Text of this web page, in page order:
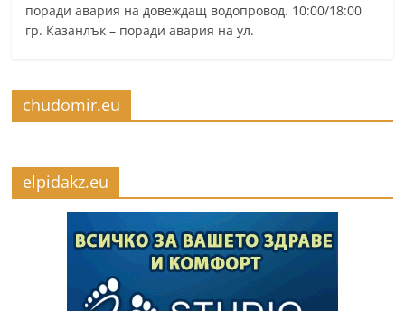
поради авария на довеждащ водопровод. 10:00/18:00
гр. Казанлък – поради авария на ул.
chudomir.eu
elpidakz.eu